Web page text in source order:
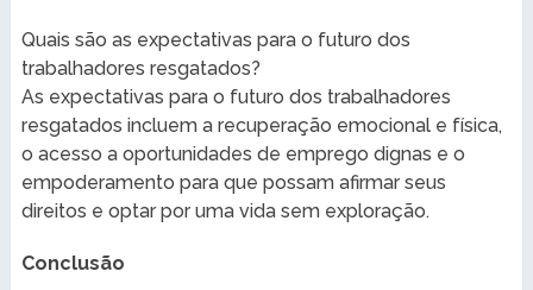
Quais são as expectativas para o futuro dos
trabalhadores resgatados?
As expectativas para o futuro dos trabalhadores
resgatados incluem a recuperação emocional e física,
o acesso a oportunidades de emprego dignas e o
empoderamento para que possam afirmar seus
direitos e optar por uma vida sem exploração.
Conclusão